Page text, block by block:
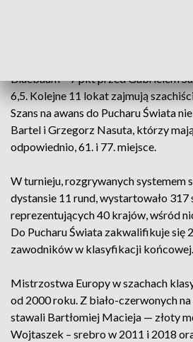
Bluebaum – 7 pkt przed Gabrielem
6,5. Kolejne 11 lokat zajmują
Szans na awans do Pucharu Świata
Bartel i Grzegorz Nasuta, którzy
odpowiednio, 61. i 77. miejsce.
W turnieju, rozgrywanych systemem
dystansie 11 rund, wystartowało 317
reprezentujących 40 krajów, wśród
Do Pucharu Świata zakwalifikuje się
zawodników w klasyfikacji końcowej.
Mistrzostwa Europy w szachach
od 2000 roku. Z biało-czerwonych
stawali Bartłomiej Macieja — złoty
Wojtaszek – srebro w 2011 i 2018